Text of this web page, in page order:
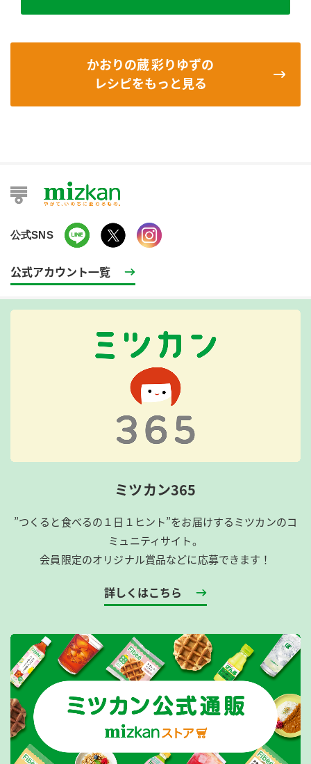
かおりの蔵 彩りゆずの
レシピをもっと見る
公式SNS
公式アカウント一覧
ミツカン365
”つくると食べるの１日１ヒント”をお届けするミツカンのコ
ミュニティサイト。
会員限定のオリジナル賞品などに応募できます！
詳しくはこちら